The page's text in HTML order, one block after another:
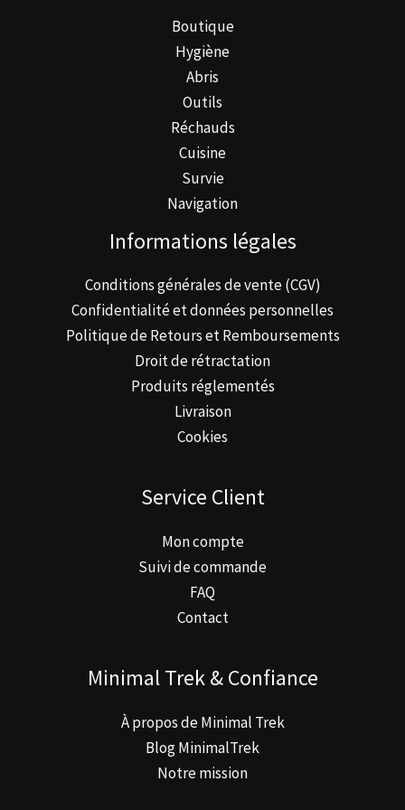
Boutique
Hygiène
Abris
Outils
Réchauds
Cuisine
Survie
Navigation
Informations légales
Conditions générales de vente (CGV)
Confidentialité et données personnelles
Politique de Retours et Remboursements
Droit de rétractation
Produits réglementés
Livraison
Cookies
Service Client
Mon compte
Suivi de commande
FAQ
Contact
Minimal Trek & Confiance
À propos de Minimal Trek
Blog MinimalTrek
Notre mission